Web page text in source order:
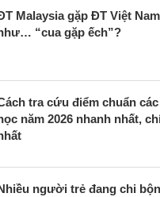
Malaysia gặp ĐT Việt
“cua gặp ếch”?
tra cứu điểm chuẩn
năm 2026 nhanh nhất,
người trẻ đang chi